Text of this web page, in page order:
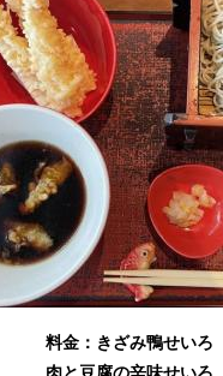
料金：きざみ鴨せいろ